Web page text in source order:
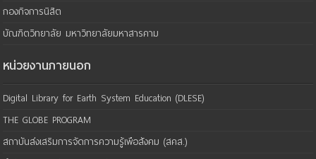
กองกิจการนิสิต
บัณฑิตวิทยาลัย มหาวิทยาลัยมหาสารคาม
หน่วยงานภายนอก
Digital Library for Earth System Education (DLESE)
THE GLOBE PROGRAM
สถาบันส่งเสริมการจัดการความรู้เพือสังคม (สคส.)